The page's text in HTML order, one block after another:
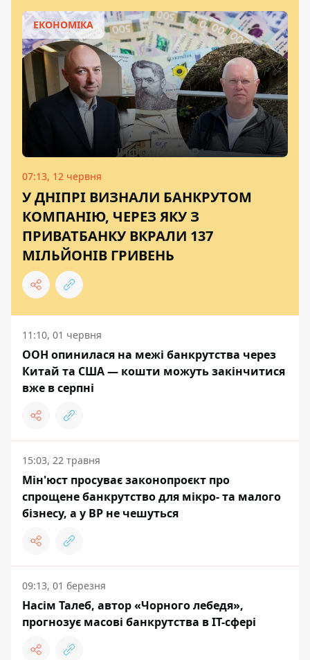
ЕКОНОМІКА
07:13, 12 червня
У ДНІПРІ ВИЗНАЛИ БАНКРУТОМ
КОМПАНІЮ, ЧЕРЕЗ ЯКУ З
ПРИВАТБАНКУ ВКРАЛИ 137
МІЛЬЙОНІВ ГРИВЕНЬ
11:10, 01 червня
ООН опинилася на межі банкрутства через
Китай та США — кошти можуть закінчитися
вже в серпні
15:03, 22 травня
Мін'юст просуває законопроєкт про
спрощене банкрутство для мікро- та малого
бізнесу, а у ВР не чешуться
09:13, 01 березня
Насім Талеб, автор «Чорного лебедя»,
прогнозує масові банкрутства в ІТ-сфері